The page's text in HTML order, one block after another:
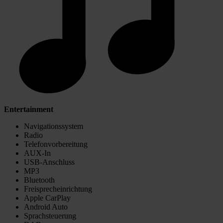
Entertainment
Navigationssystem
Radio
Telefonvorbereitung
AUX-In
USB-Anschluss
MP3
Bluetooth
Freisprecheinrichtung
Apple CarPlay
Android Auto
Sprachsteuerung